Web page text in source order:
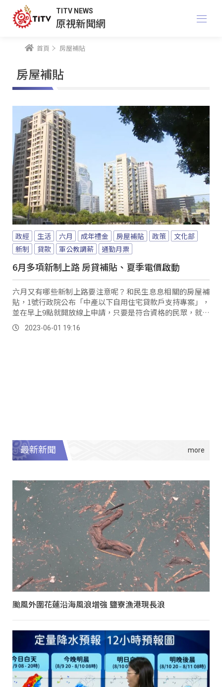
TITV NEWS
原視新聞網
首頁 房屋補貼
房屋補貼
政經 生活 六月 成年禮金 房屋補貼 政策
文化部
新制
貸款 軍公教調薪 通勤月票
6月多項新制上路 房貸補貼、夏季電價啟動
六月又有哪些新制上路要注意呢？和民生息息相關的房屋補
貼，1號行政院公布「中產以下自用住宅貸款戶支持專案」，
並在早上9點就開放線上申請，只要是符合資格的民眾，就能
獲得定額3萬元支持金。
2023-06-01 19:16
最新新聞
颱風外圍花蓮沿海風浪增強 鹽寮漁港現長浪